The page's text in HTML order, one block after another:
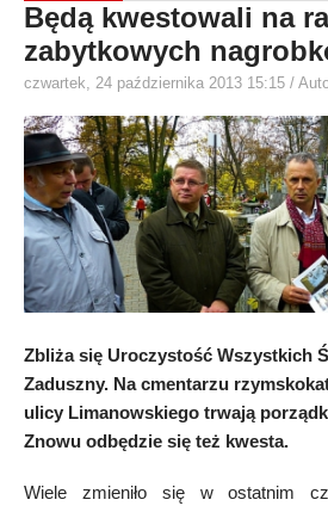
Będą kwestowali na
zabytkowych
czwartek, 24 października 2013 15:15 /
Zbliża się Uroczystość Wszystkich
Zaduszny. Na cmentarzu
ulicy Limanowskiego trwają
Znowu odbędzie się też kwesta.
Wiele zmieniło się w ostatnim